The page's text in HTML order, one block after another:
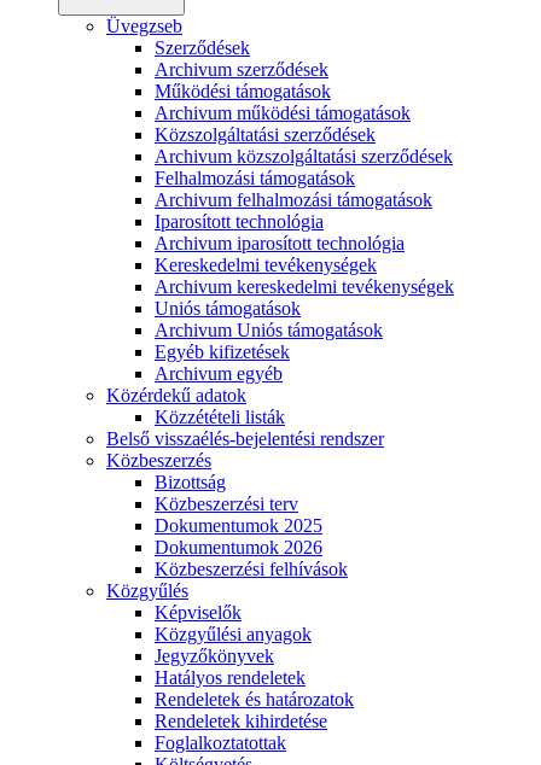
Üvegzseb
Szerződések
Archivum szerződések
Működési támogatások
Archivum működési támogatások
Közszolgáltatási szerződések
Archivum közszolgáltatási szerződések
Felhalmozási támogatások
Archivum felhalmozási támogatások
Iparosított technológia
Archivum iparosított technológia
Kereskedelmi tevékenységek
Archivum kereskedelmi tevékenységek
Uniós támogatások
Archivum Uniós támogatások
Egyéb kifizetések
Archivum egyéb
Közérdekű adatok
Közzétételi listák
Belső visszaélés-bejelentési rendszer
Közbeszerzés
Bizottság
Közbeszerzési terv
Dokumentumok 2025
Dokumentumok 2026
Közbeszerzési felhívások
Közgyűlés
Képviselők
Közgyűlési anyagok
Jegyzőkönyvek
Hatályos rendeletek
Rendeletek és határozatok
Rendeletek kihirdetése
Foglalkoztatottak